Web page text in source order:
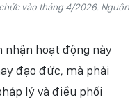
vào tháng 4/2026. Nguồn
nhận hoạt động này
đạo đức, mà phải
lý và điều phối